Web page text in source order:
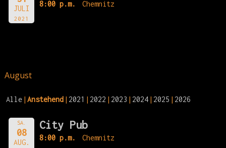
JULI
2021
8:00 p.m. Chemnitz
August
Alle Anstehend 2021 2022 2023 2024 2025 2026
SA.
08
AUG.
City Pub
8:00 p.m. Chemnitz